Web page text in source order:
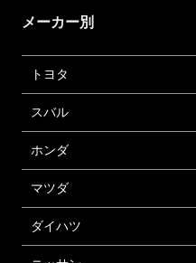
メーカー別
トヨタ
スバル
ホンダ
マツダ
ダイハツ